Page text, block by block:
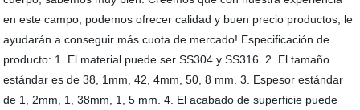
en este campo, podemos ofrecer calidad y buen precio productos, le
ayudarán a conseguir más cuota de mercado! Especificación de
producto: 1. El material puede ser SS304 y SS316. 2. El tamaño
estándar es de 38, 1mm, 42, 4mm, 50, 8 mm. 3. Espesor estándar
de 1, 2mm, 1, 38mm, 1, 5 mm. 4. El acabado de superficie puede